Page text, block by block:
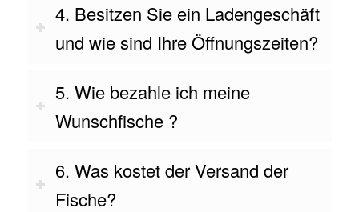
4. Besitzen Sie ein Ladengeschäft
und wie sind Ihre Öffnungszeiten?
5. Wie bezahle ich meine
Wunschfische ?
6. Was kostet der Versand der
Fische?